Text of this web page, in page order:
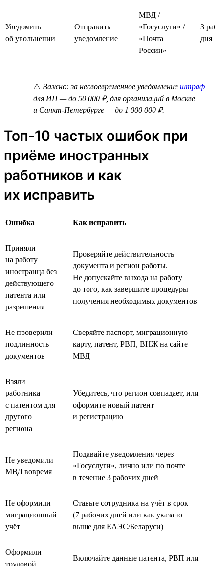
Уведомить
об увольнении
Отправить
уведомление
МВД /
«Госуслуги» /
«Почта
России»
3
дня
⚠️ Важно: за несвоевременное уведомление штраф
для ИП — до 50 000 ₽, для организаций в Москве
и Санкт-Петербурге — до 1 000 000 ₽.
Топ-10 частых ошибок при
приёме иностранных
работников и как
их исправить
Ошибка Как исправить
Приняли
на работу
иностранца без
действующего
патента или
разрешения
Проверяйте действительность
документа и регион работы.
Не допускайте выхода на работу
до того, как завершите процедуры
получения необходимых документов
Не проверили
подлинность
документов
Сверяйте паспорт, миграционную
карту, патент, РВП, ВНЖ на сайте
МВД
Взяли
работника
с патентом для
другого
региона
Убедитесь, что регион совпадает, или
оформите новый патент
и регистрацию
Не уведомили
МВД вовремя
Подавайте уведомления через
«Госуслуги», лично или по почте
в течение 3 рабочих дней
Не оформили
миграционный
учёт
Ставьте сотрудника на учёт в срок
(7 рабочих дней или как указано
выше для ЕАЭС/Беларуси)
Оформили
трудовой
Включайте данные патента, РВП или